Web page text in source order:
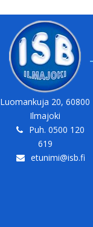
Luomankuja 20, 60800
Ilmajoki
Puh. 0500 120
619
etunimi@isb.fi